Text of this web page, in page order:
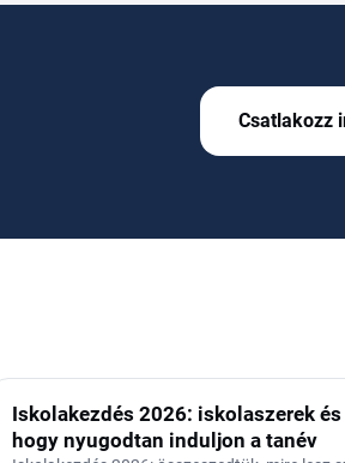
Csatlakozz
Iskolakezdés 2026: iskolaszerek
hogy nyugodtan induljon a tanév